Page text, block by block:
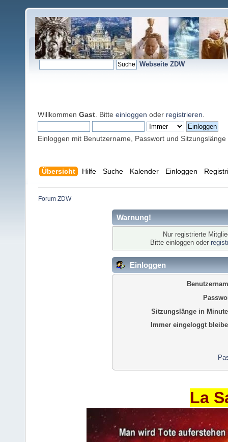
Webseite ZDW
Willkommen Gast . Bitte einloggen oder registrieren
Einloggen mit Benutzername, Passwort und Sitzungslänge
Übersicht Hilfe Suche Kalender Einloggen
Forum ZDW
Warnung!
Nur registrierte
Bitte einloggen oder
Einloggen
Sitzungslänge in
Immer eingeloggt
La